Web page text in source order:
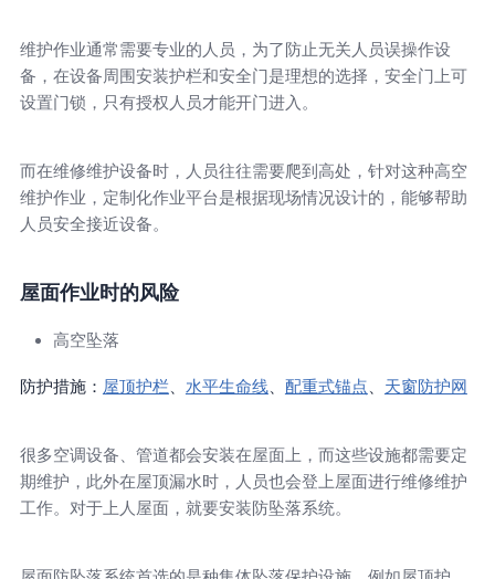
维护作业通常需要专业的人员，为了防止无关人员误操作设
备，在设备周围安装护栏和安全门是理想的选择，安全门上可
设置门锁，只有授权人员才能开门进入。
而在维修维护设备时，人员往往需要爬到高处，针对这种高空
维护作业，定制化作业平台是根据现场情况设计的，能够帮助
人员安全接近设备。
屋面作业时的风险
高空坠落
防护措施： 屋顶护栏、 水平生命线、 配重式锚点、 天窗防护网
很多空调设备、管道都会安装在屋面上，而这些设施都需要定
期维护，此外在屋顶漏水时，人员也会登上屋面进行维修维护
工作。对于上人屋面，就要安装防坠落系统。